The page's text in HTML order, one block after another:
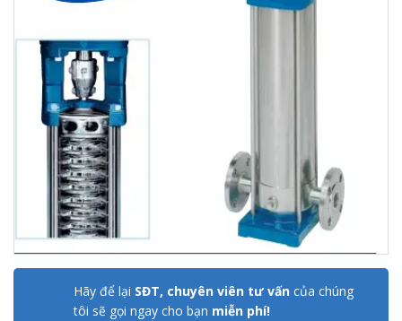
Hãy để lại SĐT, chuyên viên tư vấn của chúng
tôi sẽ gọi ngay cho bạn miễn phí!